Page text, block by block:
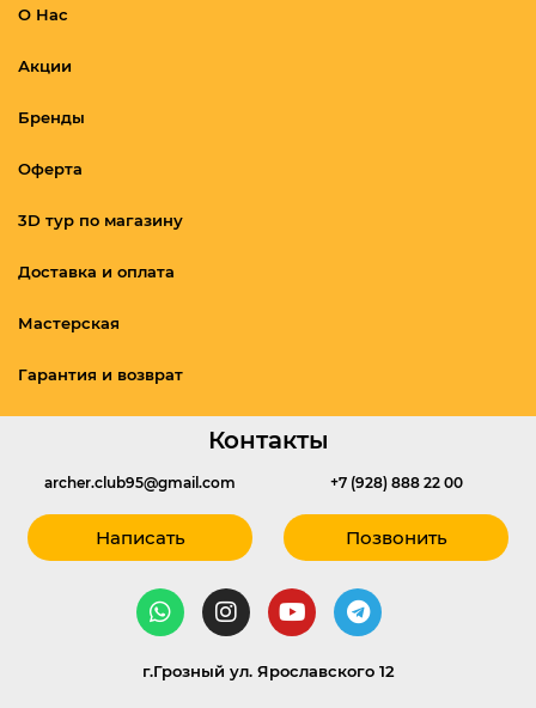
О Нас
Акции
Бренды
Оферта
3D тур по магазину
Доставка и оплата
Мастерская
Гарантия и возврат
Контакты
archer.club95@gmail.com
Написать
+7 (928) 888 22 00
Позвонить
г.Грозный ул. Ярославского 12